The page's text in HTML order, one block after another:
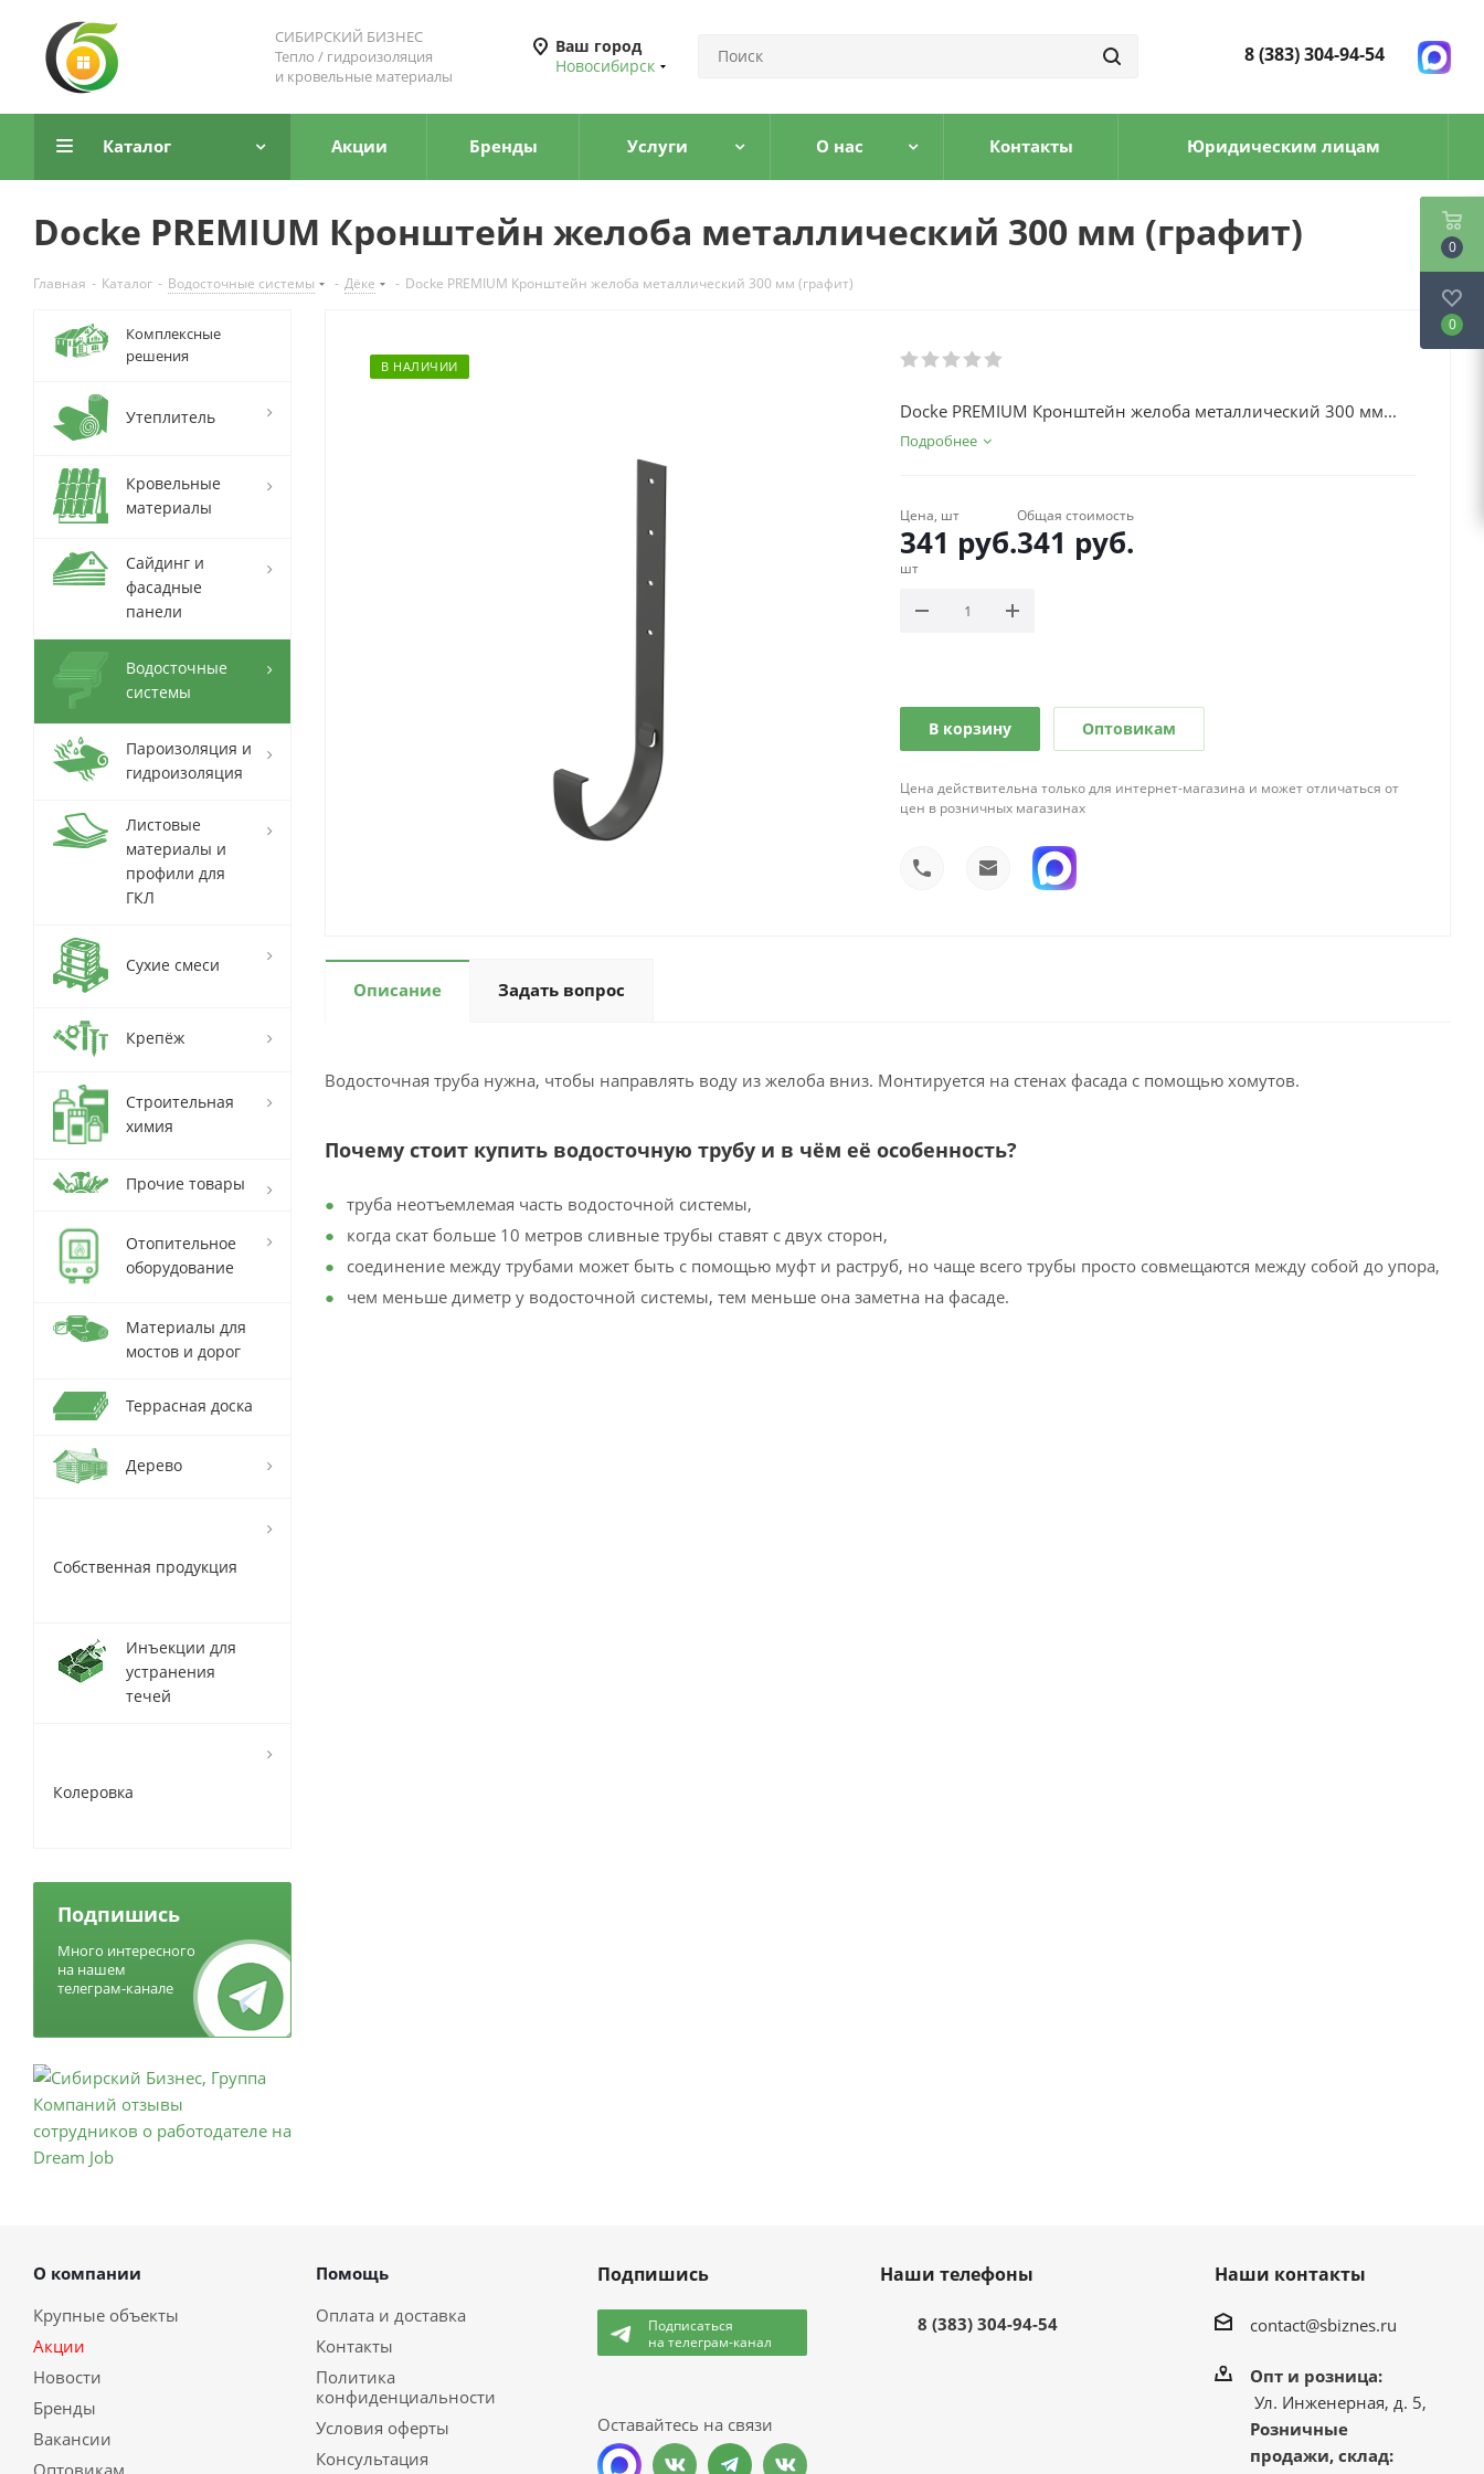
СИБИРСКИЙ БИЗНЕС
Тепло / гидроизоляция
и кровельные материалы
Ваш город
Новосибирск
8 (383) 304-94-54
Каталог Акции Бренды Услуги О нас Контакты Юридическим лицам
Docke PREMIUM Кронштейн желоба металлический 300 мм (графит)
Главная - Каталог - Водосточные системы - Дёке - Docke PREMIUM Кронштейн желоба металлический 300 мм (графит)
В НАЛИЧИИ
Docke PREMIUM Кронштейн желоба металлический 300 мм...
Подробнее
Цена, шт
341 руб.
Общая стоимость
341 руб.
шт
В корзину Оптовикам
Цена действительна только для интернет-магазина и может отличаться от
цен в розничных магазинах
Описание Задать вопрос
Водосточная труба нужна, чтобы направлять воду из желоба вниз. Монтируется на стенах фасада с помощью хомутов.
Почему стоит купить водосточную трубу и в чём её особенность?
труба неотъемлемая часть водосточной системы,
когда скат больше 10 метров сливные трубы ставят с двух сторон,
соединение между трубами может быть с помощью муфт и раструб, но чаще всего трубы просто совмещаются между собой до упора,
чем меньше диметр у водосточной системы, тем меньше она заметна на фасаде.
Комплексные
решения
Утеплитель
Кровельные
материалы
Сайдинг и
фасадные
панели
Водосточные
системы
Пароизоляция и
гидроизоляция
Листовые
материалы и
профили для
ГКЛ
Сухие смеси
Крепёж
Строительная
химия
Прочие товары
Отопительное
оборудование
Материалы для
мостов и дорог
Террасная доска
Дерево
Собственная продукция
Инъекции для
устранения
течей
Колеровка
Подпишись
Много интересного
на нашем
телеграм-канале
О компании
Крупные объекты
Акции
Новости
Бренды
Вакансии
Оптовикам
Помощь
Оплата и доставка
Контакты
Политика
конфиденциальности
Условия оферты
Консультация
Подпишись
Подписаться
на телеграм-канал
Оставайтесь на связи
Наши телефоны
8 (383) 304-94-54
Наши контакты
contact@sbiznes.ru
Опт и розница:
Ул. Инженерная, д. 5,
Розничные
продажи, склад:
0
0